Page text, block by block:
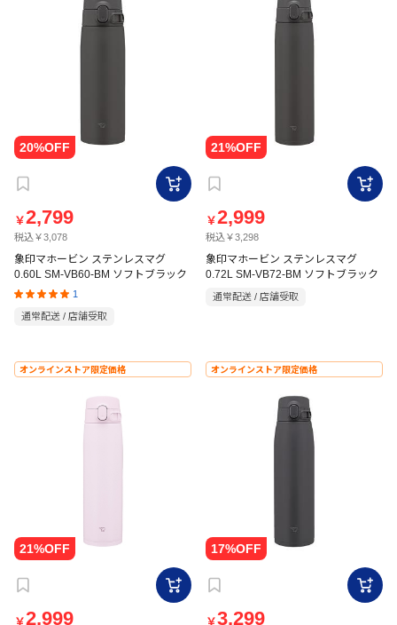
￥2,799
税込￥3,078
象印マホービン ステンレスマグ
0.60L SM-VB60-BM ソフトブラック
1
通常配送 / 店舗受取
￥2,999
税込￥3,298
象印マホービン ステンレスマグ
0.72L SM-VB72-BM ソフトブラック
通常配送 / 店舗受取
オンラインストア限定価格
￥2,999
オンラインストア限定価格
￥3,299